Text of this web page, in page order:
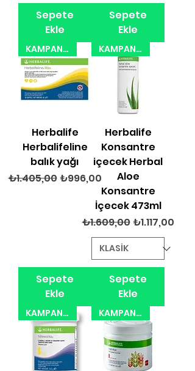
Sepete
Ekle
Sepete
Ekle
KAMPANYA 31.08.2026
Herbalife
Herbalifeline
balık yağı
Normal Fiyat
₺1.405,00 İndirimli Fiyat
₺996,00
Sepete
Ekle
KAMPANYA 31.08.2026
Herbalife
Konsantre
içecek Herbal
Aloe
Konsantre
İçecek 473ml
Normal Fiyat
₺1.609,00 İndirimli Fiyat
₺1.117,00
Sepete
Ekle
KAMPANYA 31.08.2026 KAMPANYA 31.08.2026